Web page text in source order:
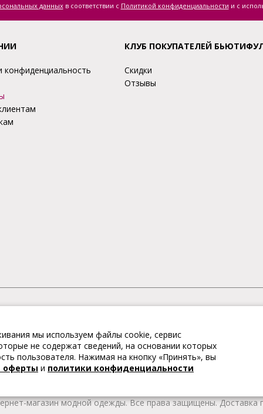
данныхв соответствии с Политикой конфиденциальности и с
конфиденциальность
КЛУБ ПОКУПАТЕЛЕЙ
Скидки
Отзывы
это коллекции модной женской, мужской, детской одежды и
качественные товары из Европы по привлекательным
В каталоге представлена модная одежда различных
удобной женской и мужской обуви на любой сезон. Весь
магазин модной одежды. Все права защищены. Доставка
мы используем файлы cookie, сервис
не содержат сведений, на основании которых
пользователя. Нажимая на кнопку «Принять», вы
оферты и политики конфиденциальности